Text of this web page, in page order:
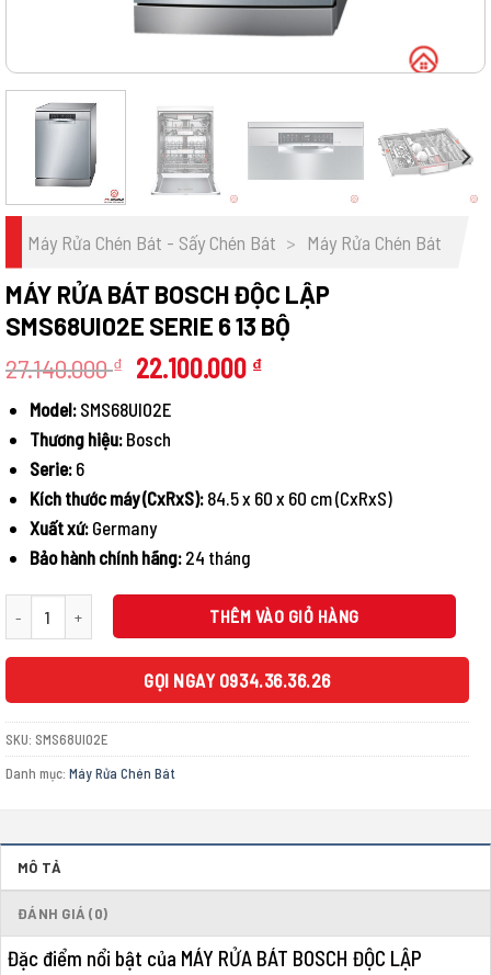
Máy Rửa Chén Bát - Sấy Chén Bát > Máy Rửa Chén Bát
MÁY RỬA BÁT BOSCH ĐỘC LẬP
SMS68UI02E SERIE 6 13 BỘ
27.140.000₫
Giá
là:
27.140.000 ₫.
22.100.000 ₫Giá
Model: SMS68UI02E
Thương hiệu: Bosch
Serie: 6
Kích thước máy (CxRxS): 84.5 x 60 x 60 cm (CxRxS)
Xuất xứ: Germany
Bảo hành chính hãng: 24 tháng
MÁY RỬA BÁT BOSCH ĐỘC LẬP SMS68UI02E SERIE 6 13 BỘ số lượng
THÊM VÀO GIỎ HÀNG
GỌI NGAY 0934.36.36.26
SKU: SMS68UI02E
Danh mục: Máy Rửa Chén Bát
MÔ TẢ
ĐÁNH GIÁ (0)
Đặc điểm nổi bật của MÁY RỬA BÁT BOSCH ĐỘC LẬP